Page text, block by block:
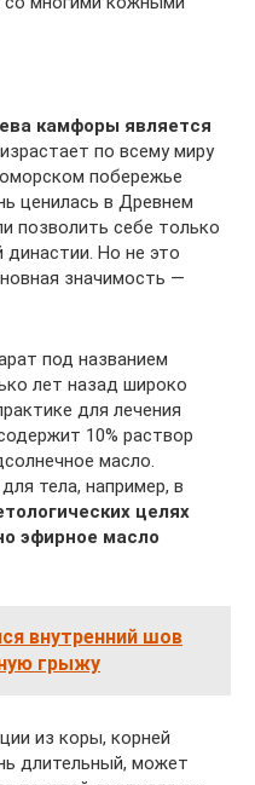
камфоры является
по всему миру
побережье
ценилась в Древнем
позволить себе только
династии. Но не это
значимость —
под названием
лет назад широко
для лечения
10% раствор
масло.
тела, например, в
целях
эфирное масло
внутренний шов
грыжу
из коры, корней
длительный, может